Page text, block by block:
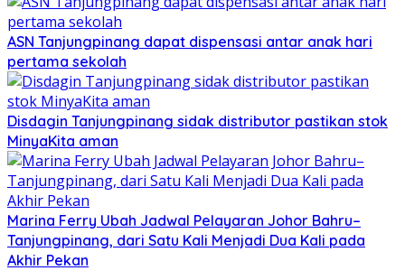
ASN Tanjungpinang dapat dispensasi antar anak hari
pertama sekolah
Disdagin Tanjungpinang sidak distributor pastikan stok
MinyaKita aman
Marina Ferry Ubah Jadwal Pelayaran Johor Bahru–
Tanjungpinang, dari Satu Kali Menjadi Dua Kali pada
Akhir Pekan